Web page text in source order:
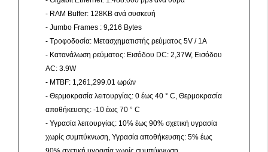
- RAM Buffer: 128KB ανά συσκευή
- Jumbo Frames : 9,216 Bytes
- Τροφοδοσία: Μετασχηματιστής ρεύματος 5V / 1A
- Κατανάλωση ρεύματος: Εισόδου DC: 2,37W, Εισόδου
AC: 3.9W
- MTBF: 1,261,299.01 ωρών
- Θερμοκρασία λειτουργίας: 0 έως 40 ° C, Θερμοκρασία
αποθήκευσης: -10 έως 70 ° C
- Υγρασία λειτουργίας: 10% έως 90% σχετική υγρασία
χωρίς συμπύκνωση, Υγρασία αποθήκευσης: 5% έως